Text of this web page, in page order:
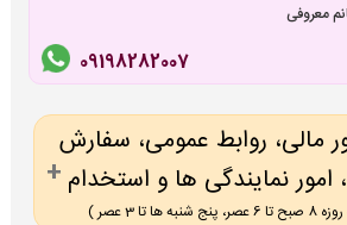
معروفی
09198282007
مالی، روابط عمومی، سفارش
نمایندگی ها و استخدام
تا 3 عصر )